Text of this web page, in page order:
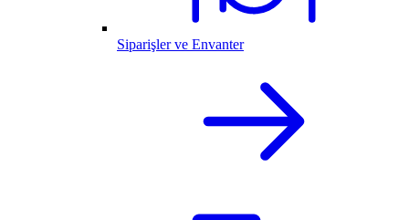
Siparişler ve Envanter